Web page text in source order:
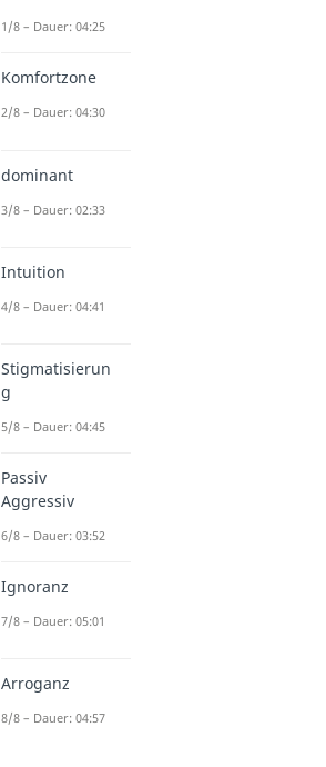
1/8 – Dauer: 04:25
Komfortzone
2/8 – Dauer: 04:30
dominant
3/8 – Dauer: 02:33
Intuition
4/8 – Dauer: 04:41
Stigmatisierun
g
5/8 – Dauer: 04:45
Passiv
Aggressiv
6/8 – Dauer: 03:52
Ignoranz
7/8 – Dauer: 05:01
Arroganz
8/8 – Dauer: 04:57